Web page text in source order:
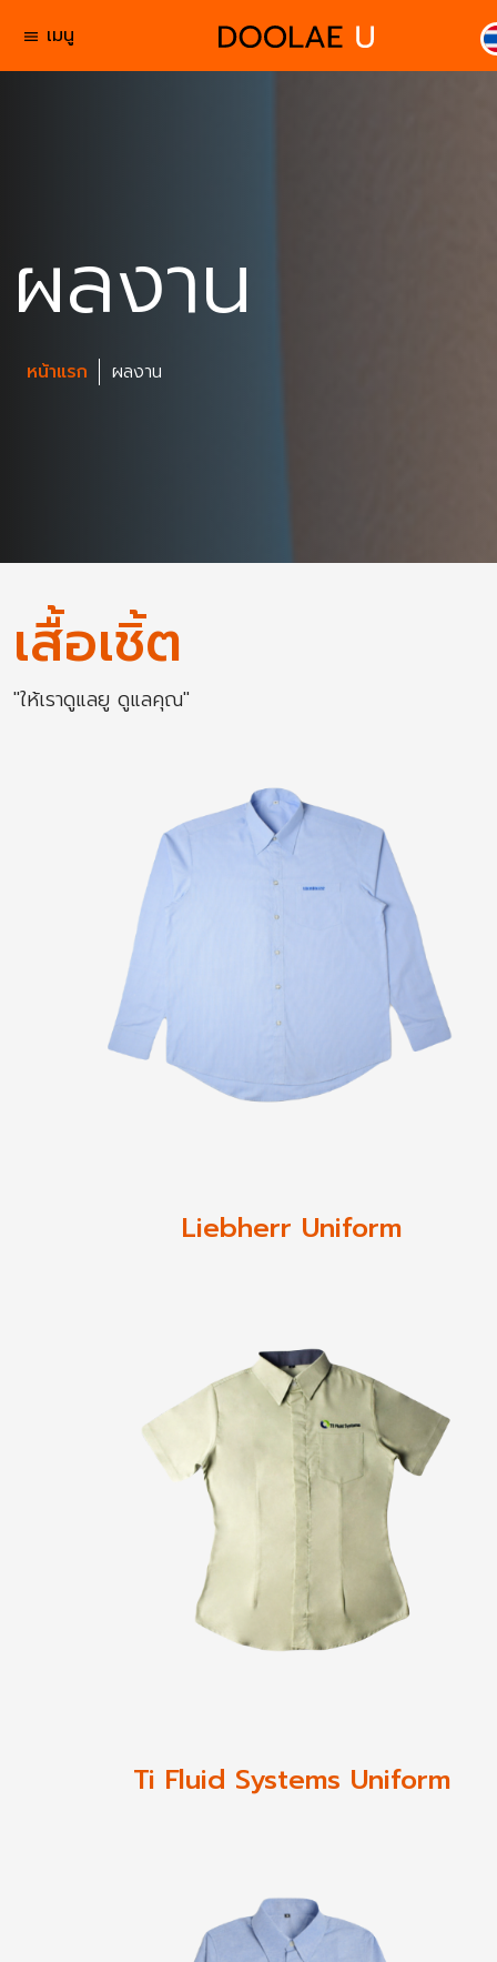
menu เมนู
ผลงาน
หน้าแรก ผลงาน
เสื้อเชิ้ต
"ให้เราดูแลยู ดูแลคุณ"
Liebherr Uniform
Ti Fluid Systems Uniform